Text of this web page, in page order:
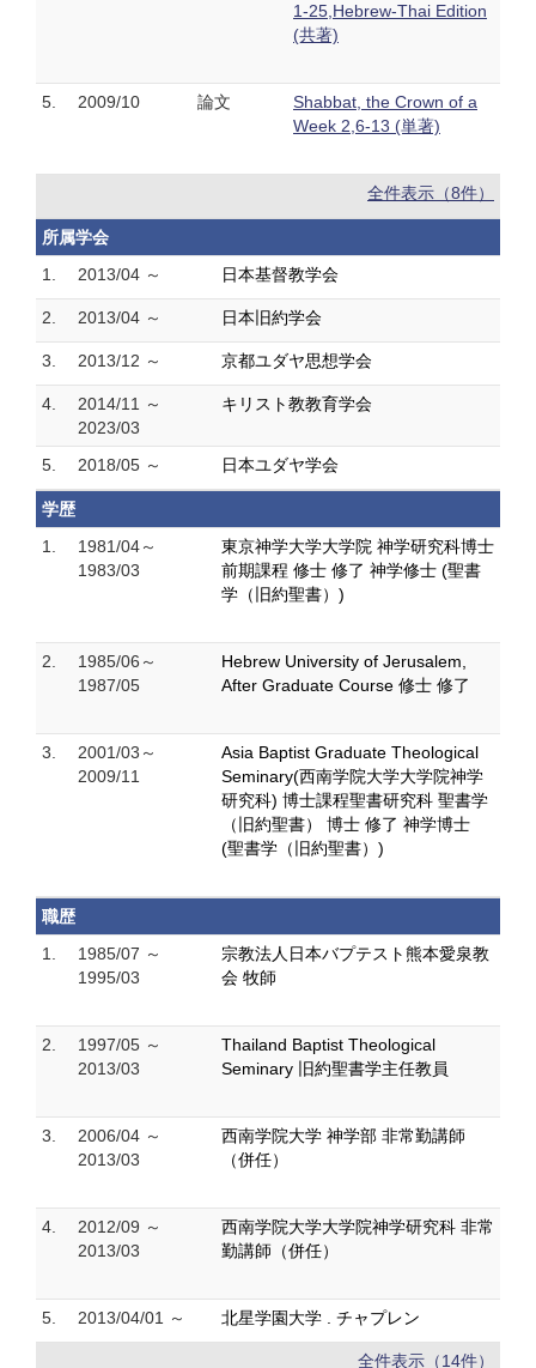
1-25,Hebrew-Thai Edition
(共著)
5. 2009/10 論文
Shabbat, the Crown of a
Week 2,6-13 (単著)
全件表示（8件）
所属学会
1.
2013/04 ～ 日本基督教学会
2. 2013/04 ～ 日本旧約学会
3. 2013/12 ～ 京都ユダヤ思想学会
4.
2014/11 ～
2023/03
キリスト教教育学会
5. 2018/05 ～ 日本ユダヤ学会
学歴
1.
1981/04～
1983/03
東京神学大学大学院 神学研究科博士
前期課程 修士 修了 神学修士 (聖書
学（旧約聖書）)
2.
1985/06～
1987/05
Hebrew University of Jerusalem,
After Graduate Course 修士 修了
3.
2001/03～
2009/11
Asia Baptist Graduate Theological
Seminary(西南学院大学大学院神学
研究科) 博士課程聖書研究科 聖書学
（旧約聖書） 博士 修了 神学博士
(聖書学（旧約聖書）)
職歴
1.
1985/07 ～
1995/03
宗教法人日本バプテスト熊本愛泉教
会 牧師
2.
1997/05 ～
2013/03
Thailand Baptist Theological
Seminary 旧約聖書学主任教員
3.
2006/04 ～
2013/03
西南学院大学 神学部 非常勤講師
（併任）
4.
2012/09 ～
2013/03
西南学院大学大学院神学研究科 非常
勤講師（併任）
5. 2013/04/01 ～ 北星学園大学 . チャプレン
全件表示（14件）